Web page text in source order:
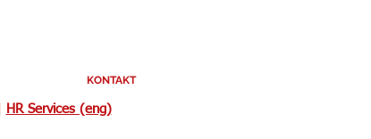
KONTAKT
HR Services (eng)